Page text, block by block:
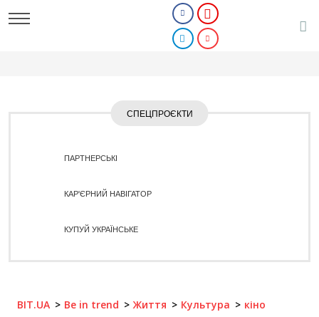
СПЕЦПРОЄКТИ
ПАРТНЕРСЬКІ
КАР'ЄРНИЙ НАВІГАТОР
КУПУЙ УКРАЇНСЬКЕ
BIT.UA Be in trend Життя Культура кіно